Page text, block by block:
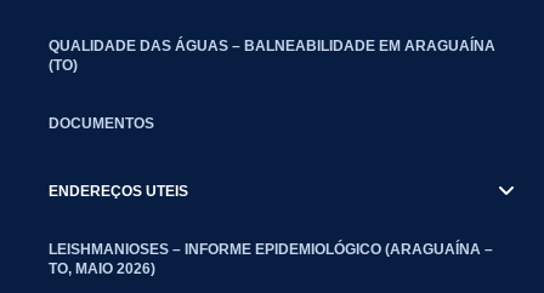
QUALIDADE DAS ÁGUAS – BALNEABILIDADE EM ARAGUAÍNA
(TO)
DOCUMENTOS
ENDEREÇOS UTEIS
LEISHMANIOSES – INFORME EPIDEMIOLÓGICO (ARAGUAÍNA –
TO, MAIO 2026)